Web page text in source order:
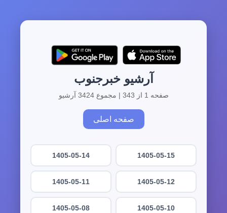
آرشیو خبرجنوب
صفحه 1 از 343 | مجموع 3424 آرشیو
صفحه اصلی
1405-05-15
1405-05-14
1405-05-12
1405-05-11
1405-05-10
1405-05-08